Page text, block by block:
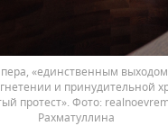
«единственным выходом
и принудительной
протест».
Рахматуллина